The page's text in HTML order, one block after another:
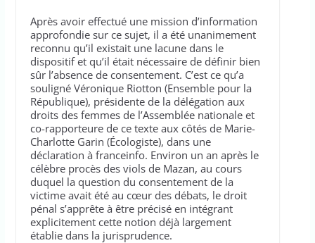
Après avoir effectué une mission d’information
approfondie sur ce sujet, il a été unanimement
reconnu qu’il existait une lacune dans le
dispositif et qu’il était nécessaire de définir bien
sûr l’absence de consentement. C’est ce qu’a
souligné Véronique Riotton (Ensemble pour la
République), présidente de la délégation aux
droits des femmes de l’Assemblée nationale et
co-rapporteure de ce texte aux côtés de Marie-
Charlotte Garin (Écologiste), dans une
déclaration à franceinfo. Environ un an après le
célèbre procès des viols de Mazan, au cours
duquel la question du consentement de la
victime avait été au cœur des débats, le droit
pénal s’apprête à être précisé en intégrant
explicitement cette notion déjà largement
établie dans la jurisprudence.